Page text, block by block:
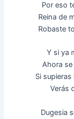
Por eso
Reina de
Robaste
Y si ya
Ahora
Si
Verás
Dugesia